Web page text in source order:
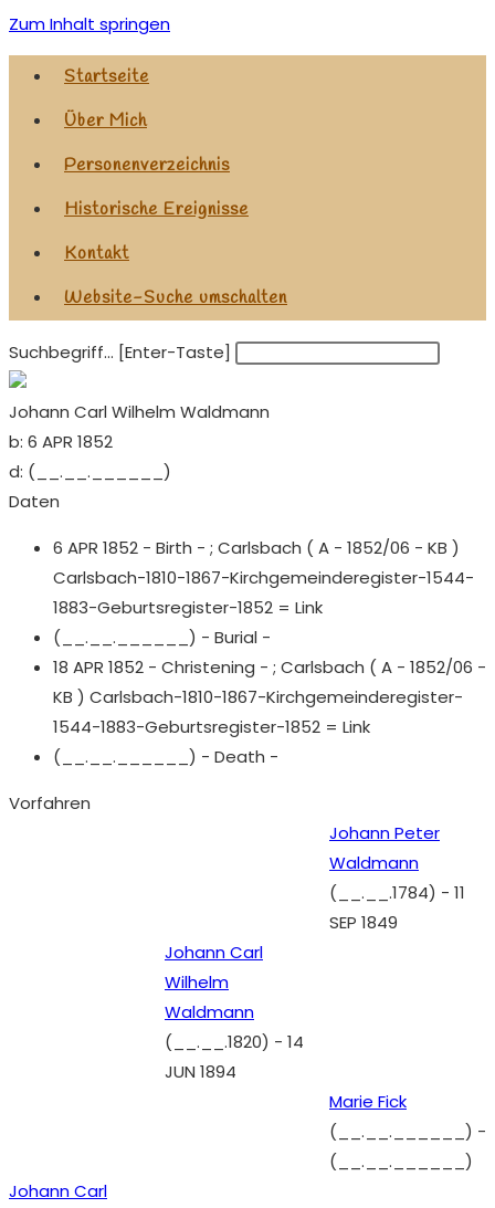
Zum Inhalt springen
Startseite
Über Mich
Personenverzeichnis
Historische Ereignisse
Kontakt
Website-Suche umschalten
Suchbegriff... [Enter-Taste]
Johann Carl Wilhelm Waldmann
b: 6 APR 1852
d: (__.__.______)
Daten
6 APR 1852 - Birth - ; Carlsbach ( A - 1852/06 - KB )
Carlsbach-1810-1867-Kirchgemeinderegister-1544-
1883-Geburtsregister-1852 = Link
(__.__.______) - Burial -
18 APR 1852 - Christening - ; Carlsbach ( A - 1852/06 -
KB ) Carlsbach-1810-1867-Kirchgemeinderegister-
1544-1883-Geburtsregister-1852 = Link
(__.__.______) - Death -
Vorfahren
Johann Peter
Waldmann
(__.__.1784) - 11
SEP 1849
Johann Carl
Wilhelm
Waldmann
(__.__.1820) - 14
JUN 1894
Marie Fick
(__.__.______) -
(__.__.______)
Johann Carl